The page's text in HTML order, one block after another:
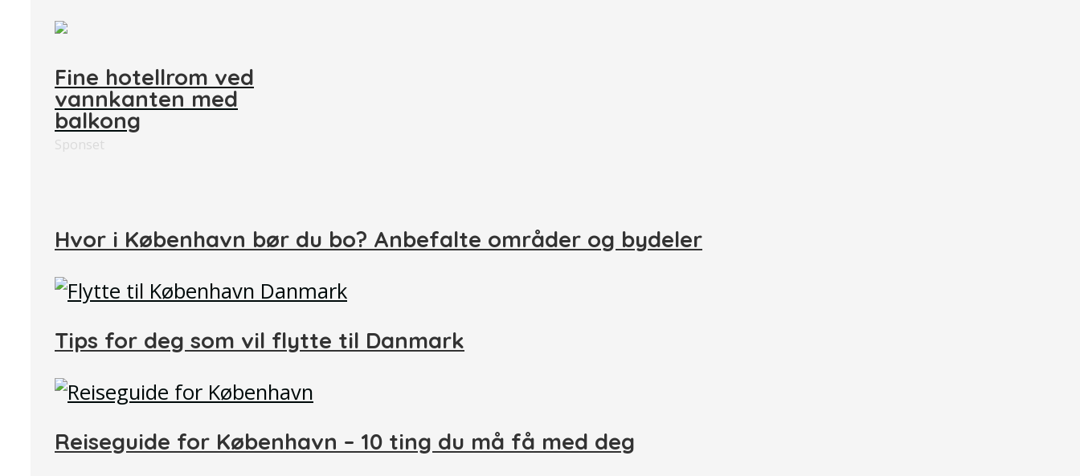
Fine hotellrom ved
vannkanten med
balkong
Sponset
Hvor i København bør du bo? Anbefalte områder og bydeler
Tips for deg som vil flytte til Danmark
Reiseguide for København – 10 ting du må få med deg